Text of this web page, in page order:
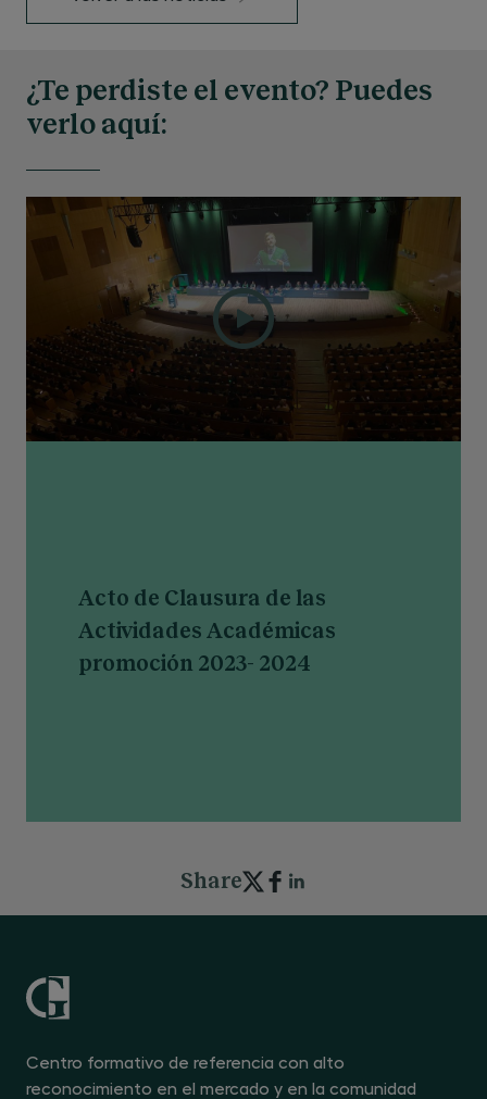
¿Te perdiste el evento? Puedes
verlo aquí:
Acto de Clausura de las
Actividades Académicas
promoción 2023- 2024
Share
Centro formativo de referencia con alto
reconocimiento en el mercado y en la comunidad